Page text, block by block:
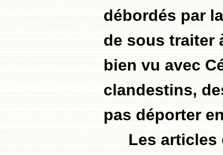
débordés par
de sous traiter
bien vu avec
clandestins,
pas déporter
Les articles